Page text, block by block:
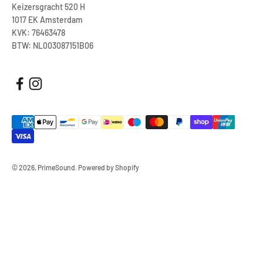
Keizersgracht 520 H
1017 EK Amsterdam
KVK: 76463478
BTW: NL003087151B06
© 2026, PrimeSound. Powered by Shopify